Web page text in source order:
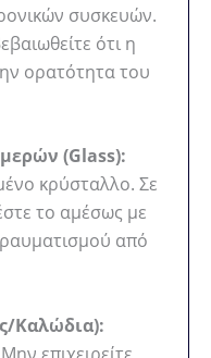
συσκευών.
ότι η
ορατότητα του
(Glass):
κρύσταλλο. Σε
το αμέσως με
από
Καλώδια):